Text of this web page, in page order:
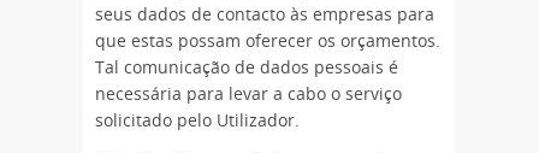
seus dados de contacto às empresas para
que estas possam oferecer os orçamentos.
Tal comunicação de dados pessoais é
necessária para levar a cabo o serviço
solicitado pelo Utilizador.